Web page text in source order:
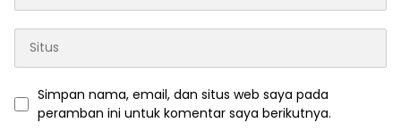
Simpan nama, email, dan situs web saya pada
peramban ini untuk komentar saya berikutnya.